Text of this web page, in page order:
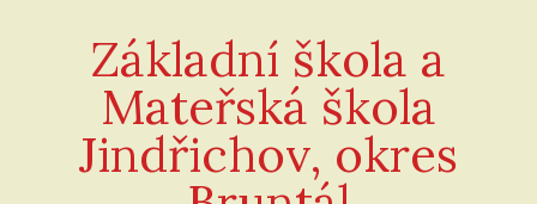
Základní škola a
Mateřská škola
Jindřichov, okres